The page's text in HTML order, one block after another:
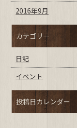
2016年9月
カテゴリー
日記
イベント
投稿日カレンダー